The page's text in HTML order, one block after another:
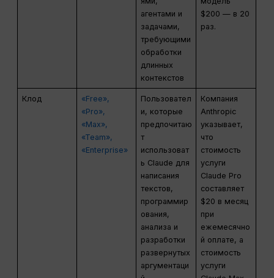
агентами и
задачами,
требующими
обработки
длинных
контекстов
$200 — в 20
раз.
Клод
«Free»,
«Pro»,
«Max»,
«Team»,
«Enterprise»
Пользовател
и, которые
предпочитаю
т
использоват
ь Claude для
написания
текстов,
программир
ования,
анализа и
разработки
развернутых
аргументаци
Компания
Anthropic
указывает,
что
стоимость
услуги
Claude Pro
составляет
$20 в месяц
при
ежемесячно
й оплате, а
стоимость
услуги